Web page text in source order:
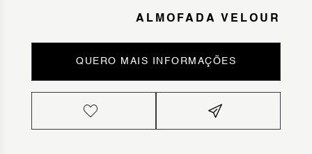
ALMOFADA VELOUR
QUERO MAIS INFORMAÇÕES